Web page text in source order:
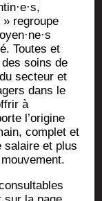
» regroupe
Toutes et
soins de
sec­teur et
dans le
à
l’origine
com­plet et
salaire et plus